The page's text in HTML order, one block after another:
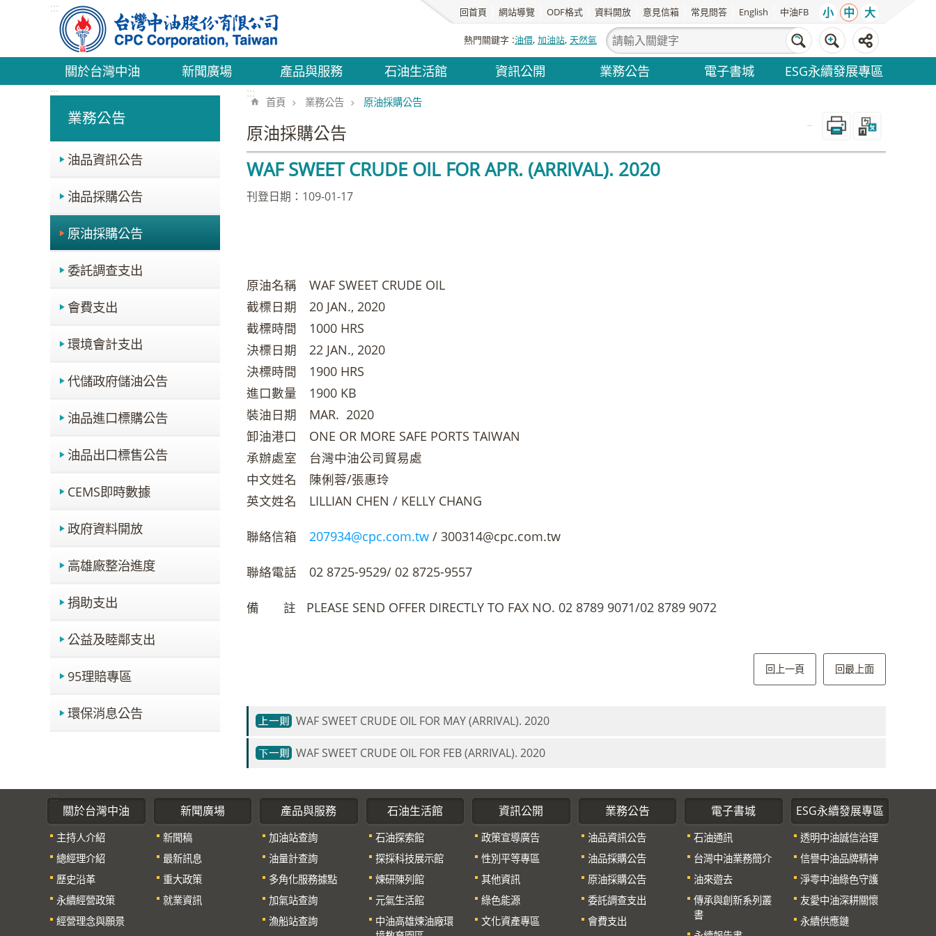
跳到主要內容區塊
::: 回首頁 網站導覽 ODF格式 資料開放 意見信箱 常見問答 English 中油FB 小 中 大
熱門關鍵字 油價 加油站 天然氣
關於台灣中油 新聞廣場 產品與服務 石油生活館 資訊公開 業務公告 電子書城 ESG永續發展專區
:::
業務公告
油品資訊公告
油品採購公告
原油採購公告
委託調查支出
會費支出
環境會計支出
代儲政府儲油公告
油品進口標購公告
油品出口標售公告
CEMS即時數據
政府資料開放
高雄廠整治進度
捐助支出
公益及睦鄰支出
95理賠專區
環保消息公告
:::
首頁 業務公告 原油採購公告
原油採購公告
WAF SWEET CRUDE OIL FOR APR. (ARRIVAL). 2020
刊登日期：109-01-17
原油名稱 WAF SWEET CRUDE OIL
截標日期 20 JAN., 2020
截標時間 1000 HRS
決標日期 22 JAN., 2020
決標時間 1900 HRS
進口數量 1900 KB
裝油日期 MAR. 2020
卸油港口 ONE OR MORE SAFE PORTS TAIWAN
承辦處室 台灣中油公司貿易處
中文姓名 陳俐蓉/張惠玲
英文姓名 LILLIAN CHEN / KELLY CHANG
聯絡信箱 207934@cpc.com.tw / 300314@cpc.com.tw
聯絡電話 02 8725-9529/ 02 8725-9557
備 註 PLEASE SEND OFFER DIRECTLY TO FAX NO. 02 8789 9071/02 8789 9072
回上一頁 回最上面
WAF SWEET CRUDE OIL FOR MAY (ARRIVAL). 2020
WAF SWEET CRUDE OIL FOR FEB (ARRIVAL). 2020
:::
關於台灣中油
主持人介紹
總經理介紹
歷史沿革
永續經營政策
經營理念與願景
新聞廣場
新聞稿
最新訊息
重大政策
就業資訊
產品與服務
加油站查詢
油量計查詢
多角化服務據點
加氣站查詢
漁船站查詢
石油生活館
石油探索館
探採科技展示館
煉研陳列館
元氣生活館
中油高雄煉油廠環
資訊公開
政策宣導廣告
性別平等專區
其他資訊
綠色能源
文化資產專區
業務公告
油品資訊公告
油品採購公告
原油採購公告
委託調查支出
會費支出
電子書城
石油通訊
台灣中油業務簡介
油來遊去
傳承與創新系列叢
書
ESG永續發展專區
透明中油誠信治理
信譽中油品牌精神
淨零中油綠色守護
友愛中油深耕關懷
永續供應鏈